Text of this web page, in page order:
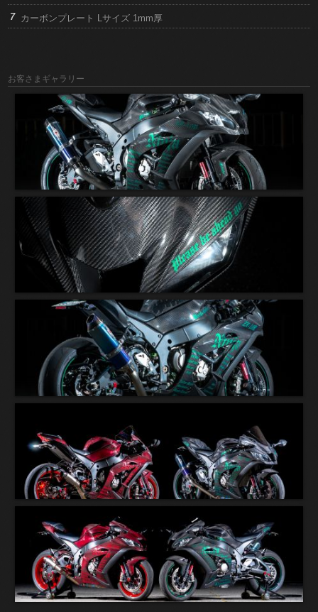
カーボンプレート Lサイズ 1mm厚
お客さまギャラリー